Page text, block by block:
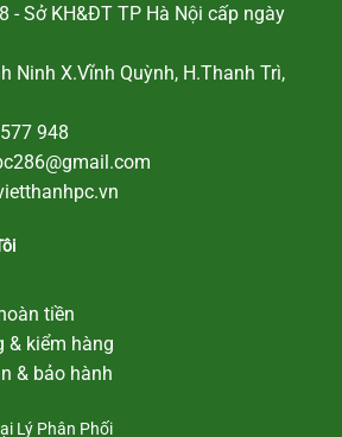
- Sở KH&ĐT TP Hà Nội cấp ngày
Ninh X.Vĩnh Quỳnh, H.Thanh Trì,
948
tiền
& kiểm hàng
& bảo hành
Lý Phân Phối